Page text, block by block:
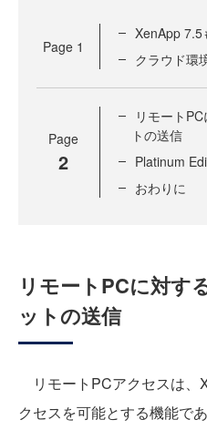
Page 1
XenApp 7.5
クラウド環
Page
2
リモート
トの送信
Platinum
おわりに
リモートPCに対す
ットの送信
リモートPCアクセスは、
クセスを可能とする機能で